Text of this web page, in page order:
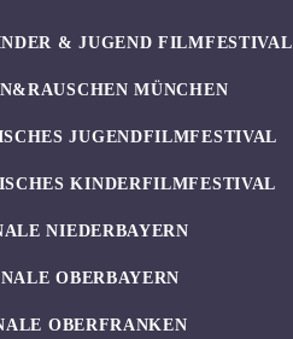
& JUGEND FILMFESTIVAL
MÜNCHEN
JUGENDFILMFESTIVAL
KINDERFILMFESTIVAL
NIEDERBAYERN
OBERBAYERN
OBERFRANKEN